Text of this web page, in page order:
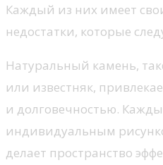
Каждый из них имеет
недостатки, которые
Натуральный камень,
или известняк,
и долговечностью.
индивидуальным
делает пространство